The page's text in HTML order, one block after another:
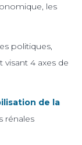
les
politiques,
visant 4 axes de
de la
rénales